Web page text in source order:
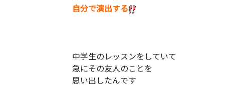
自分で演出する
中学生のレッスンをしていて
急にその友人のことを
思い出したんです